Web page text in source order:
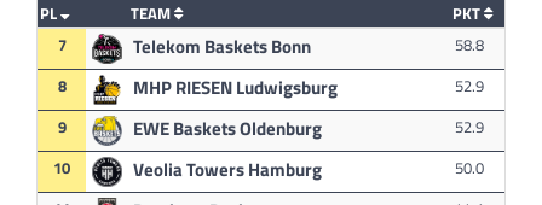
PL TEAM
PKT
7
Telekom Baskets Bonn
58.8
8
MHP RIESEN Ludwigsburg
52.9
9
EWE Baskets Oldenburg
52.9
10
Veolia Towers Hamburg
50.0